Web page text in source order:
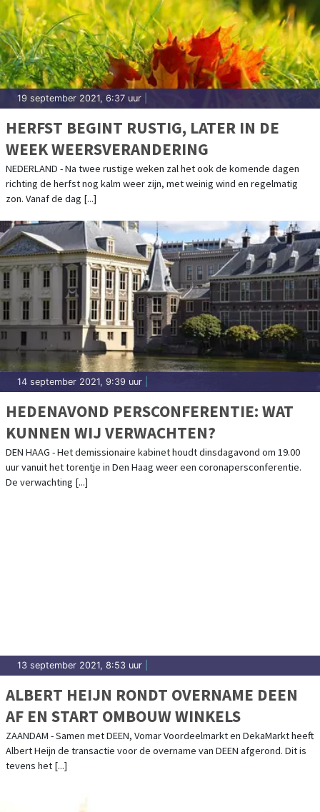
19 september 2021, 6:37 uur
HERFST BEGINT RUSTIG, LATER IN DE
WEEK WEERSVERANDERING
NEDERLAND - Na twee rustige weken zal het ook de komende dagen
richting de herfst nog kalm weer zijn, met weinig wind en regelmatig
zon. Vanaf de dag [...]
14 september 2021, 9:39 uur
HEDENAVOND PERSCONFERENTIE: WAT
KUNNEN WIJ VERWACHTEN?
DEN HAAG - Het demissionaire kabinet houdt dinsdagavond om 19.00
uur vanuit het torentje in Den Haag weer een coronapersconferentie.
De verwachting [...]
13 september 2021, 8:53 uur
ALBERT HEIJN RONDT OVERNAME DEEN
AF EN START OMBOUW WINKELS
ZAANDAM - Samen met DEEN, Vomar Voordeelmarkt en DekaMarkt heeft
Albert Heijn de transactie voor de overname van DEEN afgerond. Dit is
tevens het [...]